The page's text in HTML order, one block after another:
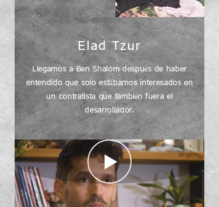
Elad Tzur
Llegamos a Ben Shalom después de haber
entendido que solo estábamos interesados en
un contratista que también fuera el
desarrollador.